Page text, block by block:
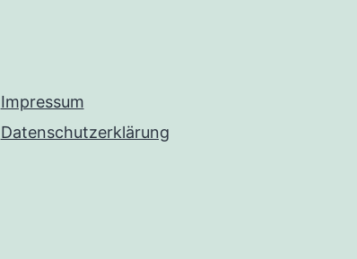
Impressum
Datenschutzerklärung